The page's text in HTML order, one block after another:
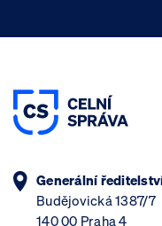
Generální
Budějovická 1387/7
140 00 Praha 4